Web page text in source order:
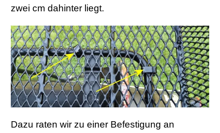
zwei cm dahinter liegt.
Dazu raten wir zu einer Befestigung an